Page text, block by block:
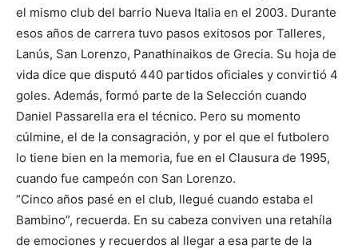
el mismo club del barrio Nueva Italia en el 2003. Durante
esos años de carrera tuvo pasos exitosos por Talleres,
Lanús, San Lorenzo, Panathinaikos de Grecia. Su hoja de
vida dice que disputó 440 partidos oficiales y convirtió 4
goles. Además, formó parte de la Selección cuando
Daniel Passarella era el técnico. Pero su momento
cúlmine, el de la consagración, y por el que el futbolero
lo tiene bien en la memoria, fue en el Clausura de 1995,
cuando fue campeón con San Lorenzo.
“Cinco años pasé en el club, llegué cuando estaba el
Bambino”, recuerda. En su cabeza conviven una retahíla
de emociones y recuerdos al llegar a esa parte de la